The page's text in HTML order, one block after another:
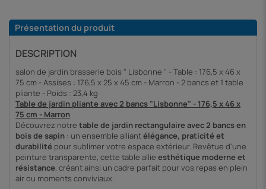
Présentation du produit
DESCRIPTION
salon de jardin brasserie bois " Lisbonne " - Table : 176,5 x 46 x
75 cm - Assises : 176,5 x 25 x 45 cm - Marron - 2 bancs et 1 table
pliante - Poids : 23,4 kg
Table de jardin pliante avec 2 bancs "Lisbonne" - 176,5 x 46 x
75 cm - Marron
Découvrez notre table de jardin rectangulaire avec 2 bancs en
bois de sapin : un ensemble alliantélégance, praticité et
durabilité pour sublimer votre espace extérieur. Revêtue d'une
peinture transparente, cette table allie esthétique moderne et
résistance, créant ainsi un cadre parfait pour vos repas en plein
air ou moments conviviaux.